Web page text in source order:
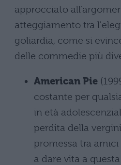
approcciato
atteggiamento tra
goliardia, come si
delle commedie più
American Pie
costante per
in età
perdita della
promessa tra
a dare vita a